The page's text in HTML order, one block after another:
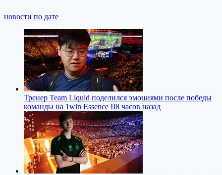
новости по дате
Тренер Team Liquid поделился эмоциями после победы
команды на 1win Essence II8 часов назад